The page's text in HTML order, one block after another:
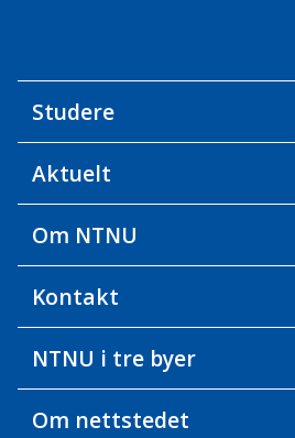
Studere
Aktuelt
Om NTNU
Kontakt
NTNU i tre byer
Om nettstedet